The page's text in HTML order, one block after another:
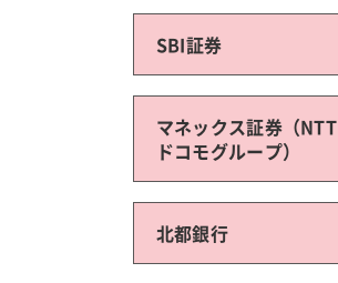
SBI証券
マネックス証券（NTT
ドコモグループ）
北都銀行